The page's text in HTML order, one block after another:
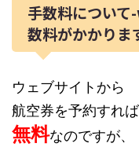
手数料につい
数料がかかりま
ウェブサイトから
航空券を予約すれば
無料なのですが、